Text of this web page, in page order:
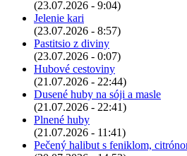
(23.07.2026 - 9:04)
Jelenie kari
(23.07.2026 - 8:57)
Pastitsio z diviny
(23.07.2026 - 0:07)
Hubové cestoviny
(21.07.2026 - 22:44)
Dusené huby na sóji a masle
(21.07.2026 - 22:41)
Plnené huby
(21.07.2026 - 11:41)
Pečený halibut s feniklom,